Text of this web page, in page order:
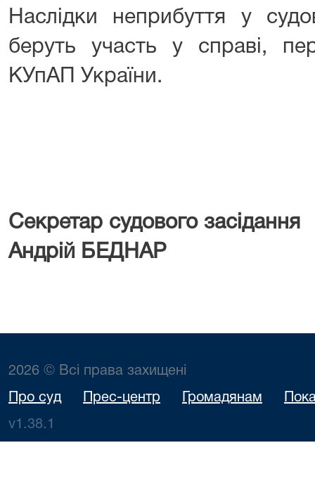
Наслідки неприбуття у
беруть участь у справі,
КУпАП України.
Секретар судового
Андрій БЕДНАР
2026 © Всі права захищені
Про суд Прес-центр Громадянам
v1.38.1